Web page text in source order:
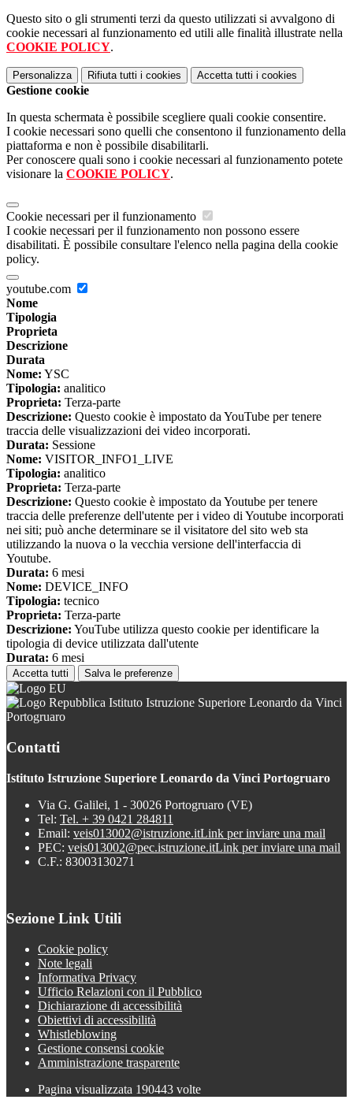
Questo sito o gli strumenti terzi da questo utilizzati si avvalgono di
cookie necessari al funzionamento ed utili alle finalità illustrate nella
COOKIE POLICY.
Personalizza Rifiuta tutti i cookies Accetta tutti i cookies
Gestione cookie
In questa schermata è possibile scegliere quali cookie consentire.
I cookie necessari sono quelli che consentono il funzionamento della
piattaforma e non è possibile disabilitarli.
Per conoscere quali sono i cookie necessari al funzionamento potete
visionare la COOKIE POLICY.
Cookie necessari per il funzionamento
I cookie necessari per il funzionamento non possono essere
disabilitati. È possibile consultare l'elenco nella pagina della cookie
policy.
youtube.com
Nome
Tipologia
Proprieta
Descrizione
Durata
Nome: YSC
Tipologia: analitico
Proprieta: Terza-parte
Descrizione: Questo cookie è impostato da YouTube per tenere
traccia delle visualizzazioni dei video incorporati.
Durata: Sessione
Nome: VISITOR_INFO1_LIVE
Tipologia: analitico
Proprieta: Terza-parte
Descrizione: Questo cookie è impostato da Youtube per tenere
traccia delle preferenze dell'utente per i video di Youtube incorporati
nei siti; può anche determinare se il visitatore del sito web sta
utilizzando la nuova o la vecchia versione dell'interfaccia di
Youtube.
Durata: 6 mesi
Nome: DEVICE_INFO
Tipologia: tecnico
Proprieta: Terza-parte
Descrizione: YouTube utilizza questo cookie per identificare la
tipologia di device utilizzata dall'utente
Durata: 6 mesi
Accetta tutti Salva le preferenze
Istituto Istruzione Superiore Leonardo da Vinci
Portogruaro
Contatti
Istituto Istruzione Superiore Leonardo da Vinci Portogruaro
Via G. Galilei, 1 - 30026 Portogruaro (VE)
Tel: Tel. + 39 0421 284811
Email: veis013002@istruzione.itLink per inviare una mail
PEC: veis013002@pec.istruzione.itLink per inviare una mail
C.F.: 83003130271
Sezione Link Utili
Cookie policy
Note legali
Informativa Privacy
Ufficio Relazioni con il Pubblico
Dichiarazione di accessibilità
Obiettivi di accessibilità
Whistleblowing
Gestione consensi cookie
Amministrazione trasparente
Pagina visualizzata 190443 volte